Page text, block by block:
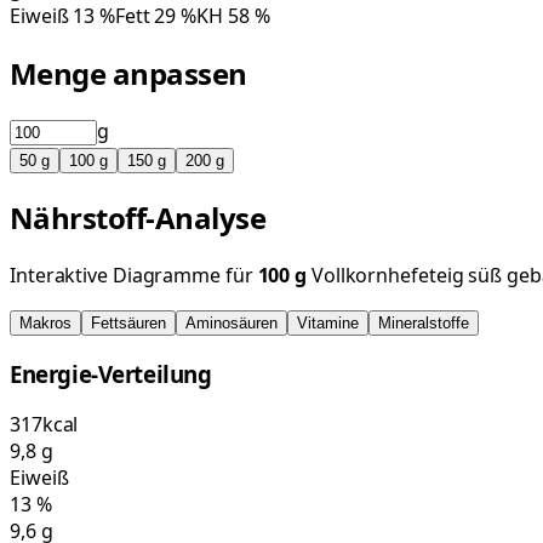
Eiweiß13%Fett29%KH 58%
Menge anpassen
g
50 g 100 g 150 g 200 g
Nährstoff-Analyse
Interaktive Diagramme für 100g Vollkornhefeteig süß
Makros Fettsäuren Aminosäuren Vitamine Mineralstoffe
Energie-Verteilung
317kcal
9,8g
Eiweiß
13%
9,6g